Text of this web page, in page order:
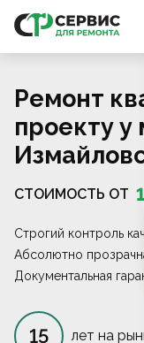
Ремонт
проекту у
СТОИМОСТЬ ОТ
Строгий контроль
Абсолютно
Документальная
15 лет на